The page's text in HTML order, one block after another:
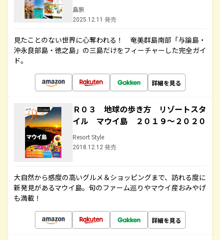
島旅
2025.12.11 発売
見たことのない世界に心奪われる！ 奄美群島南部「与論島・
沖永良部島・徳之島」の三島だけをフィーチャーした完全ガイ
ド。
詳細を見る
Ｒ０３ 地球の歩き方 リゾートスタ
イル マウイ島 ２０１９～２０２０
Resort Style
2018.12.12 発売
大自然から感度の高いグルメ＆ショッピングまで、訪れる度に
新発見があるマウイ島。旬のファーム巡りやマウイ産おみやげ
も満載！
詳細を見る